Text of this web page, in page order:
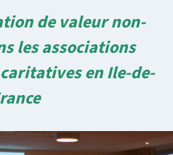
de valeur non-
les associations
en Ile-de-